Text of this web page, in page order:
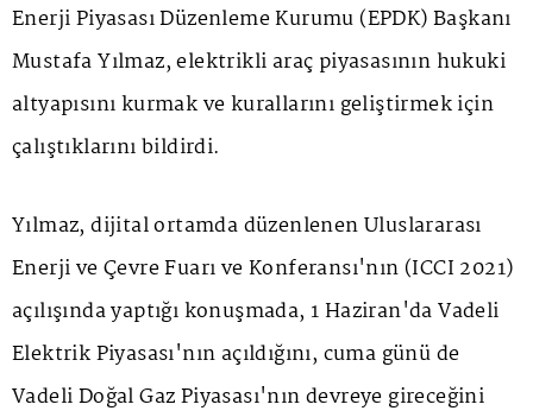
Enerji Piyasası Düzenleme Kurumu (EPDK) Başkanı
Mustafa Yılmaz, elektrikli araç piyasasının hukuki
altyapısını kurmak ve kurallarını geliştirmek için
çalıştıklarını bildirdi.
Yılmaz, dijital ortamda düzenlenen Uluslararası
Enerji ve Çevre Fuarı ve Konferansı'nın (ICCI 2021)
açılışında yaptığı konuşmada, 1 Haziran'da Vadeli
Elektrik Piyasası'nın açıldığını, cuma günü de
Vadeli Doğal Gaz Piyasası'nın devreye gireceğini